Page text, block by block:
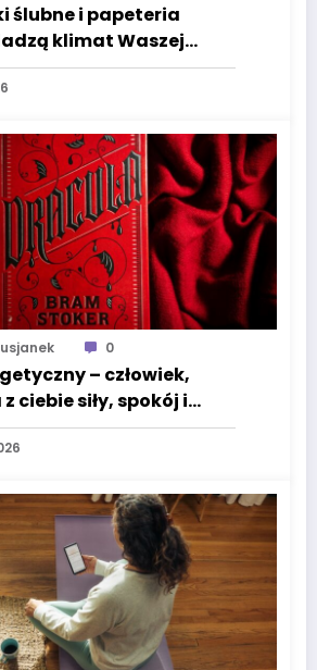
ślubne i papeteria
klimat Waszej
0
– człowiek,
ciebie siły, spokój i